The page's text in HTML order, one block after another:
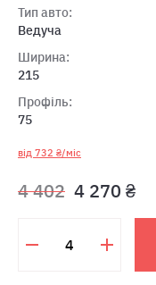
Тип авто:
Ведуча
Ширина:
215
Профіль:
75
від 732 ₴/міс
4 402 4 270 ₴